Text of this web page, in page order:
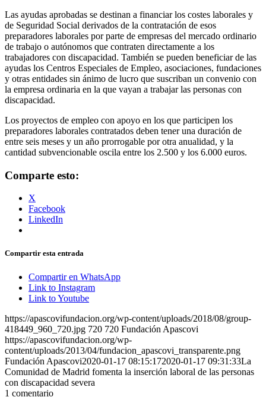
Las ayudas aprobadas se destinan a financiar los costes laborales y
de Seguridad Social derivados de la contratación de esos
preparadores laborales por parte de empresas del mercado ordinario
de trabajo o autónomos que contraten directamente a los
trabajadores con discapacidad. También se pueden beneficiar de las
ayudas los Centros Especiales de Empleo, asociaciones, fundaciones
y otras entidades sin ánimo de lucro que suscriban un convenio con
la empresa ordinaria en la que vayan a trabajar las personas con
discapacidad.
Los proyectos de empleo con apoyo en los que participen los
preparadores laborales contratados deben tener una duración de
entre seis meses y un año prorrogable por otra anualidad, y la
cantidad subvencionable oscila entre los 2.500 y los 6.000 euros.
Comparte esto:
X
Facebook
LinkedIn
Compartir esta entrada
Compartir en WhatsApp
Link to Instagram
Link to Youtube
https://apascovifundacion.org/wp-content/uploads/2018/08/group-
418449_960_720.jpg 720 720 Fundación Apascovi
https://apascovifundacion.org/wp-
content/uploads/2013/04/fundacion_apascovi_transparente.png
Fundación Apascovi2020-01-17 08:15:172020-01-17 09:31:33La
Comunidad de Madrid fomenta la inserción laboral de las personas
con discapacidad severa
1 comentario